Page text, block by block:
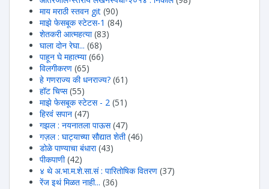
माय मराठी स्तवन git (90)
माझे फेसबूक स्टेटस-1 (84)
शेतकरी आत्महत्या (83)
घाला दोन रेघा... (68)
पाहून घे महात्म्या (66)
विलगीकरण (65)
हे गणराज्य की धनराज्य? (61)
हॉट चिप्स (55)
माझे फेसबूक स्टेटस - 2 (51)
हिरवंं सपान (47)
गझल : नयनातला पाऊस (47)
गज़ल : घाट्याच्या सौद्यात शेती (46)
डोळे पाण्याचा बंधारा (43)
पीकपाणी (42)
४ थे अ.भा.म.शे.सा.सं : पारितोषिक वितरण (37)
रेंज इथं मिळत नाही... (36)